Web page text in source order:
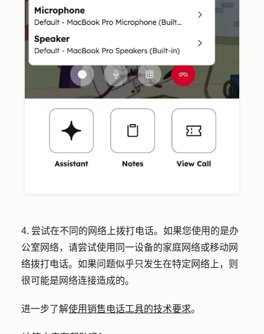
4. 尝试在不同的网络上拨打电话。如果您使用的是办
公室网络，请尝试使用同一设备的家庭网络或移动网
络拨打电话。如果问题似乎只发生在特定网络上，则
很可能是网络连接造成的。
进一步了解使用销售电话工具的技术要求。